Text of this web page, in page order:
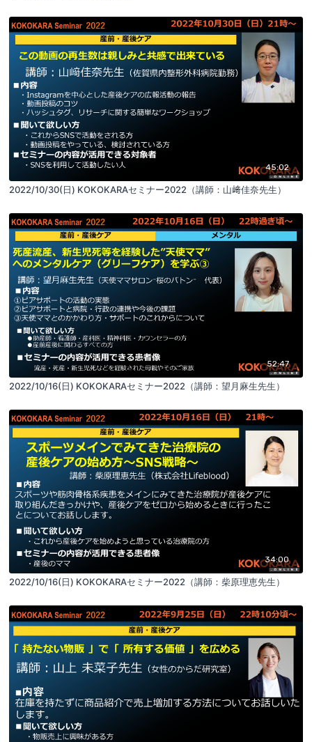
45:02
2022/10/30(日) KOKOKARAセミナー2022（講師：山﨑佳奈先生）
52:47
2022/10/16(日) KOKOKARAセミナー2022（講師：望月麻生先生）
34:00
2022/10/16(日) KOKOKARAセミナー2022（講師：柴原理恵先生）